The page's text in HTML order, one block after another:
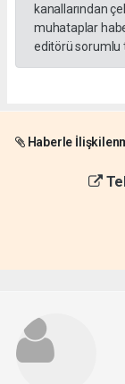
kanallarından
muhataplar
editörü sorumlu
Haberle